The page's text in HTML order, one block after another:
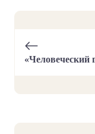
«Человеческий